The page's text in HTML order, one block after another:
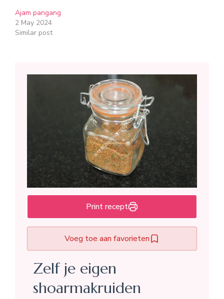
Ajam pangang
2 May 2024
Similar post
Print recept
Voeg toe aan favorieten
Zelf je eigen
shoarmakruiden